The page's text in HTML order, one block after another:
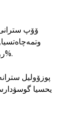
روست ەكونوميكي كازاحستانا سوستاۆيل 5,6%.